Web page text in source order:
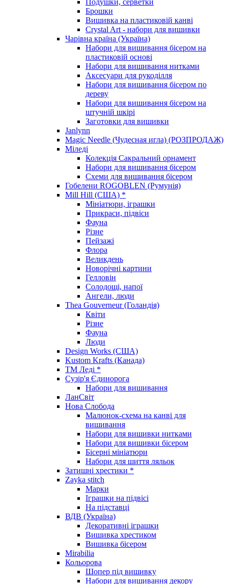
Брошки
Вишивка на пластиковій канві
Crystal Art - набори для вишивки
Чарівна країна (Україна)
Набори для вишивання бісером на
пластиковій основі
Набори для вишивання нитками
Аксесуари для рукоділля
Набори для вишивання бісером по
дереву
Набори для вишивання бісером на
штучній шкірі
Заготовки для вишивки
Janlynn
Magic Needle (Чудесная игла) (РОЗПРОДАЖ)
Міледі
Колекція Сакральний орнамент
Набори для вишивання бісером
Схеми для вишивання бісером
Гобелени ROGOBLEN (Румунія)
Mill Hill (США) *
Мініатюри, іграшки
Прикраси, підвіси
Фауна
Різне
Пейзажі
Флора
Великдень
Новорічні картини
Гелловін
Солодощі, напої
Ангели, люди
Thea Gouverneur (Голандія)
Квіти
Різне
Фауна
Люди
Design Works (США)
Kustom Krafts (Канада)
ТМ Леді *
Сузір'я Єдинорога
Набори для вишивання
ЛанСвіт
Нова Слобода
Малюнок-схема на канві для
вишивання
Набори для вишивки нитками
Набори для вишивки бісером
Бісерні мініатюри
Набори для шиття ляльок
Затишні хрестики *
Zayka stitch
Марки
Іграшки на підвісі
На підставці
ВДВ (Україна)
Декоративні іграшки
Вишивка хрестиком
Вишивка бісером
Mirabilia
Кольорова
Шопер під вишивку
Набори для вишивання декору